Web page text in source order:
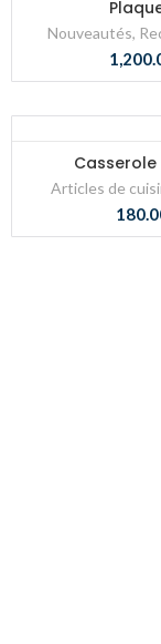
Nouveautés,
Casserole
Articles de